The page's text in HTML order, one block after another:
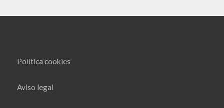
Política cookies
Aviso legal